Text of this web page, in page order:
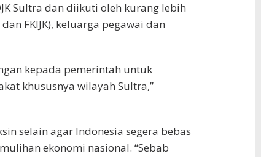
Sultra dan diikuti oleh kurang lebih
FKIJK), keluarga pegawai dan
kepada pemerintah untuk
khususnya wilayah Sultra,”
selain agar Indonesia segera bebas
ekonomi nasional. “Sebab